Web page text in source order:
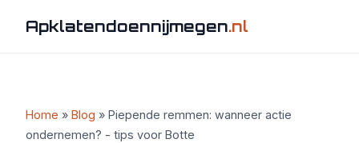
Apklatendoennijmegen.nl
Home » Blog » Piepende remmen: wanneer actie
ondernemen? - tips voor Botte